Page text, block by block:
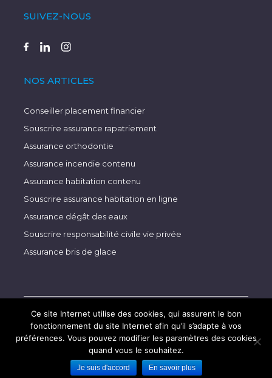
SUIVEZ-NOUS
NOS ARTICLES
Conseiller placement financier
Souscrire assurance rapatriement
Assurance orthodontie
Assurance incendie contenu
Assurance habitation contenu
Souscrire assurance habitation en ligne
Assurance dégât des eaux
Souscrire responsabilité civile vie privée
Assurance bris de glace
Copyright Appeldoorn-Associés 2020-2024. Tous droits
réservés.
Design & Development by eTeamsys.com
Ce site Internet utilise des cookies, qui assurent le bon
fonctionnement du site Internet afin qu’il s’adapte à vos
préférences. Vous pouvez modifier les paramètres des cookies
quand vous le souhaitez.
Je suis d'accord En savoir plus